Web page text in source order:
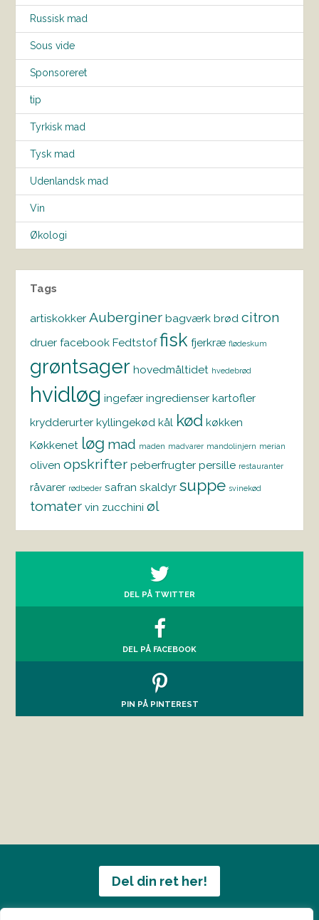
Russisk mad
Sous vide
Sponsoreret
tip
Tyrkisk mad
Tysk mad
Udenlandsk mad
Vin
Økologi
Tags
artiskokker Auberginer bagværk brød citron
druer facebook Fedtstof fisk fjerkræ flødeskum
grøntsager hovedmåltidet hvedebrød
hvidløg ingefær ingredienser kartofler
krydderurter kyllingekød kål kød køkken
Køkkenet løg mad maden madvarer mandolinjern merian
oliven opskrifter peberfrugter persille restauranter
råvarer rødbeder safran skaldyr suppe svinekød
tomater vin zucchini øl
DEL PÅ TWITTER
DEL PÅ FACEBOOK
PIN PÅ PINTEREST
Del din ret her!